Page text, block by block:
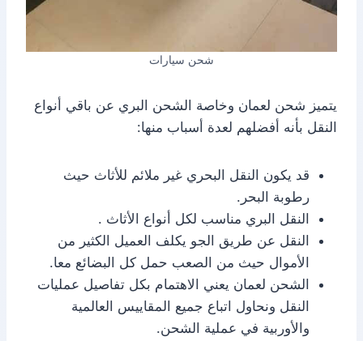
شحن سيارات
يتميز شحن لعمان وخاصة الشحن البري عن باقي أنواع
النقل بأنه أفضلهم لعدة أسباب منها:
قد يكون النقل البحري غير ملائم للأثاث حيث
رطوبة البحر.
النقل البري مناسب لكل أنواع الأثاث .
النقل عن طريق الجو يكلف العميل الكثير من
الأموال حيث من الصعب حمل كل البضائع معا.
الشحن لعمان يعني الاهتمام بكل تفاصيل عمليات
النقل ونحاول اتباع جميع المقاييس العالمية
والأوربية في عملية الشحن.